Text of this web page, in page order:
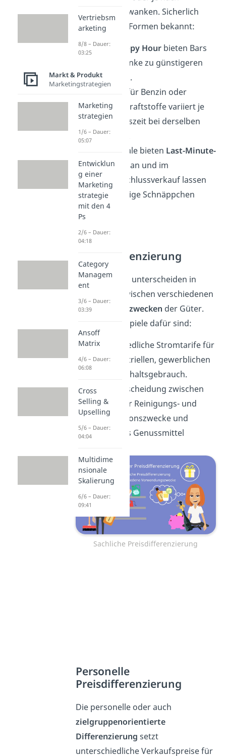
schwanken. Sicherlich
sind dir diese Formen bekannt:
In der
Happy Hourbieten Bars
ihre Getränke zu günstigeren
Preisen an.
Der Preis für Benzin oder
sonstige Kraftstoffe variiert je
nach Tageszeit bei derselben
Tankstelle.
Reiseportale bieten Last-Minute-
Angebote
an und im
Sommerschlussverkauf lassen
sich günstige Schnäppchen
ergattern.
Sachliche
Preisdifferenzierung
Unternehmen unterscheiden in
diesem Fall zwischen verschiedenen
Verwendungszwecken der Güter.
Bekannte Beispiele dafür sind:
Unterschiedliche Stromtarife für
den industriellen, gewerblichen
oder Haushaltsgebrauch.
Die Unterscheidung zwischen
Alkohol für Reinigungs- und
Desinfektionszwecke und
Alkohol als Genussmittel
Sachliche Preisdifferenzierung
Personelle
Preisdifferenzierung
Die personelle oder auch
zielgruppenorientierte
Differenzierung setzt
unterschiedliche Verkaufspreise für
Vertriebsm
arketing
8/8 – Dauer:
03:25
Markt & Produkt
Marketingstrategien
Marketing
strategien
1/6 – Dauer:
05:07
Entwicklun
g einer
Marketing
strategie
mit den 4
Ps
2/6 – Dauer:
04:18
Category
Managem
ent
3/6 – Dauer:
03:39
Ansoff
Matrix
4/6 – Dauer:
06:08
Cross
Selling &
Upselling
5/6 – Dauer:
04:04
Multidime
nsionale
Skalierung
6/6 – Dauer:
09:41